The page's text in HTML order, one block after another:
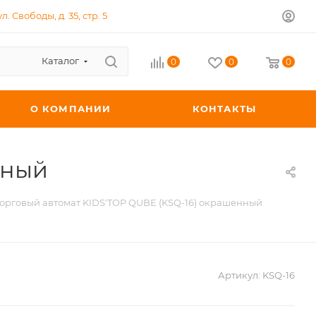
Свободы, д. 35, стр. 5
Каталог 0 0 0
О КОМПАНИИ КОНТАКТЫ
автомат KIDS'TOP QUBE (KSQ-16) окрашенный
Артикул: KSQ-16